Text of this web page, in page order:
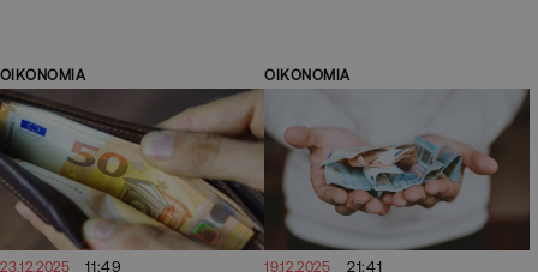
ΟΙΚΟΝΟΜΙΑ
23.12.2025 11:49
ΟΙΚΟΝΟΜΙΑ
19.12.2025 21:41